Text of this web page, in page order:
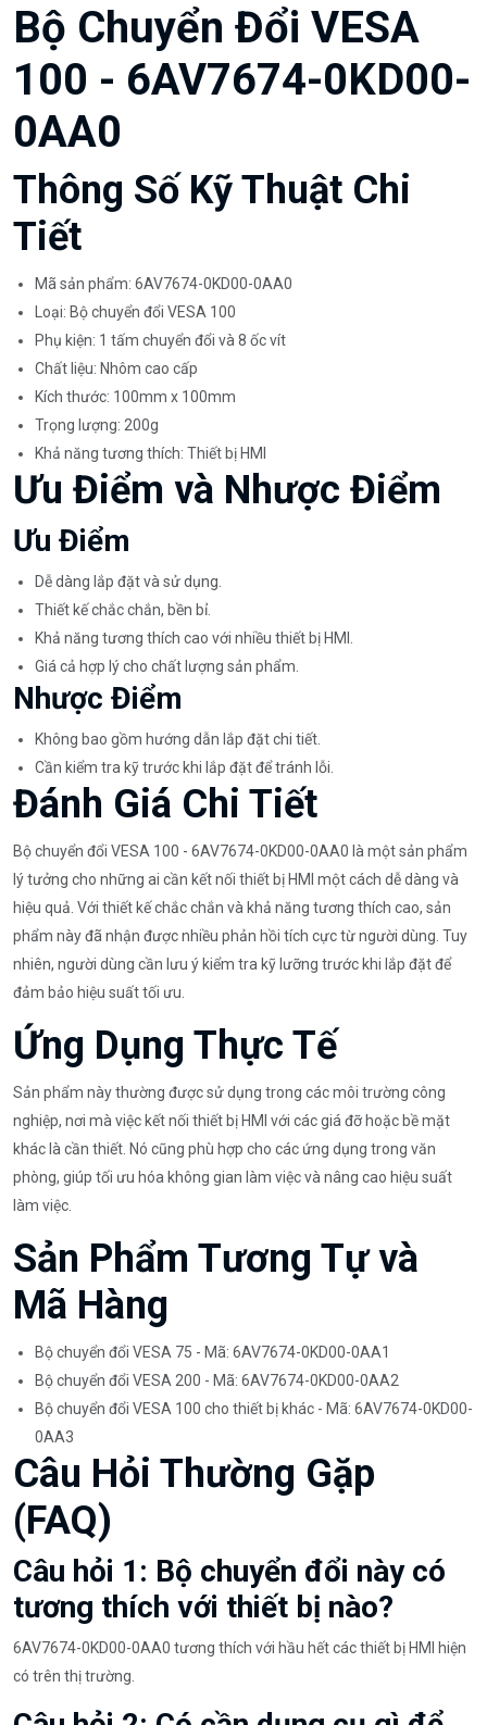
Bộ Chuyển Đổi VESA
100 - 6AV7674-0KD00-
0AA0
Thông Số Kỹ Thuật Chi
Tiết
Mã sản phẩm: 6AV7674-0KD00-0AA0
Loại: Bộ chuyển đổi VESA 100
Phụ kiện: 1 tấm chuyển đổi và 8 ốc vít
Chất liệu: Nhôm cao cấp
Kích thước: 100mm x 100mm
Trọng lượng: 200g
Khả năng tương thích: Thiết bị HMI
Ưu Điểm và Nhược Điểm
Ưu Điểm
Dễ dàng lắp đặt và sử dụng.
Thiết kế chắc chắn, bền bỉ.
Khả năng tương thích cao với nhiều thiết bị HMI.
Giá cả hợp lý cho chất lượng sản phẩm.
Nhược Điểm
Không bao gồm hướng dẫn lắp đặt chi tiết.
Cần kiểm tra kỹ trước khi lắp đặt để tránh lỗi.
Đánh Giá Chi Tiết
Bộ chuyển đổi VESA 100 - 6AV7674-0KD00-0AA0 là một sản phẩm
lý tưởng cho những ai cần kết nối thiết bị HMI một cách dễ dàng và
hiệu quả. Với thiết kế chắc chắn và khả năng tương thích cao, sản
phẩm này đã nhận được nhiều phản hồi tích cực từ người dùng. Tuy
nhiên, người dùng cần lưu ý kiểm tra kỹ lưỡng trước khi lắp đặt để
đảm bảo hiệu suất tối ưu.
Ứng Dụng Thực Tế
Sản phẩm này thường được sử dụng trong các môi trường công
nghiệp, nơi mà việc kết nối thiết bị HMI với các giá đỡ hoặc bề mặt
khác là cần thiết. Nó cũng phù hợp cho các ứng dụng trong văn
phòng, giúp tối ưu hóa không gian làm việc và nâng cao hiệu suất
làm việc.
Sản Phẩm Tương Tự và
Mã Hàng
Bộ chuyển đổi VESA 75 - Mã: 6AV7674-0KD00-0AA1
Bộ chuyển đổi VESA 200 - Mã: 6AV7674-0KD00-0AA2
Bộ chuyển đổi VESA 100 cho thiết bị khác - Mã: 6AV7674-0KD00-
0AA3
Câu Hỏi Thường Gặp
(FAQ)
Câu hỏi 1: Bộ chuyển đổi này có
tương thích với thiết bị nào?
6AV7674-0KD00-0AA0 tương thích với hầu hết các thiết bị HMI hiện
có trên thị trường.